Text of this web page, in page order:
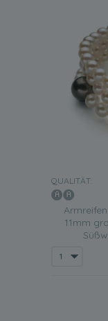
QUALITÄT:
11mm